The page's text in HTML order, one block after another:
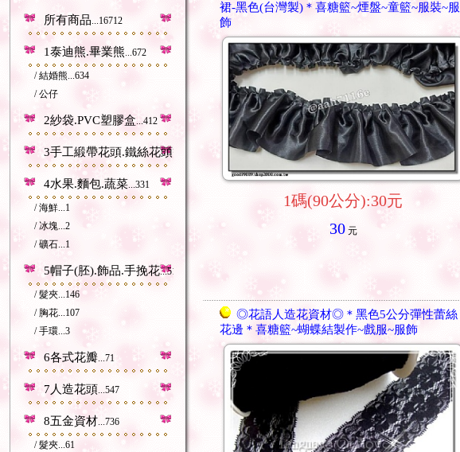
所有商品 ...16712
1泰迪熊.畢業熊 ...672
/ 結婚熊...634
/ 公仔
2紗袋.PVC塑膠盒 ...412
3手工緞帶花頭.鐵絲花頭等
4水果.麵包.蔬菜 ...331
/ 海鮮...1
/ 冰塊...2
/ 礦石...1
5帽子(胚).飾品.手挽花...518
/ 髮夾...146
/ 胸花...107
/ 手環...3
6各式花瓣 ...71
7人造花頭 ...547
8五金資材 ...736
/ 髮夾...61
裙-黑色(台灣製)＊喜糖籃~煙盤~童籃~服裝~服
飾
1碼(90公分):30元
30元
◎花語人造花資材◎＊黑色5公分彈性蕾絲
花邊＊喜糖籃~蝴蝶結製作~戲服~服飾